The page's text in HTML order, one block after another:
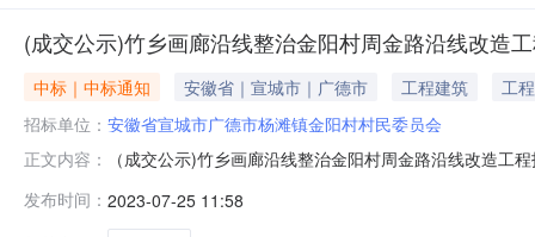
(成交公示)竹乡画廊沿线整治金阳村周金路沿线改造
中标｜中标通知 安徽省｜宣城市｜广德市 工程建筑
工程
招标单位： 安徽省宣城市广德市杨滩镇金阳村村民委员会
正文内容：
（成交公示)竹乡画廊沿线整治金阳村周金路沿线改造
举报受理单位名称及电话：举报单位：广德市杨滩镇小
发布时间： 2023-07-25 11:58